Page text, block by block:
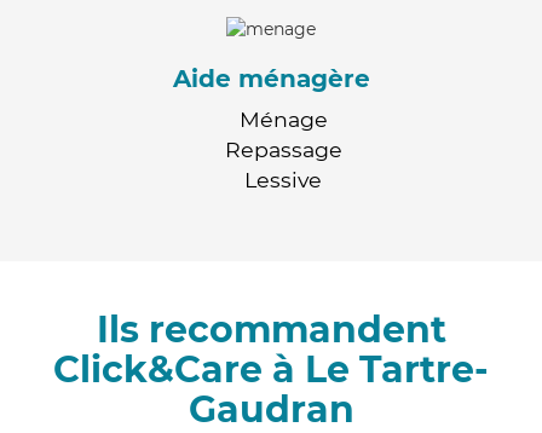
Aide ménagère
Ménage
Repassage
Lessive
Ils recommandent
Click&Care à Le Tartre-
Gaudran